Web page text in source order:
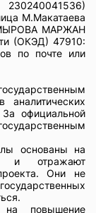
М.Макатаева
МАРЖАН
(ОКЭД) 47910:
по почте или
официальной
основаны на
и отражают
Они не
на повышение